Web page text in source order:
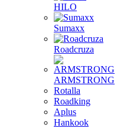
HILO
Sumaxx
Roadcruza
ARMSTRONG
Rotalla
Roadking
Aplus
Hankook